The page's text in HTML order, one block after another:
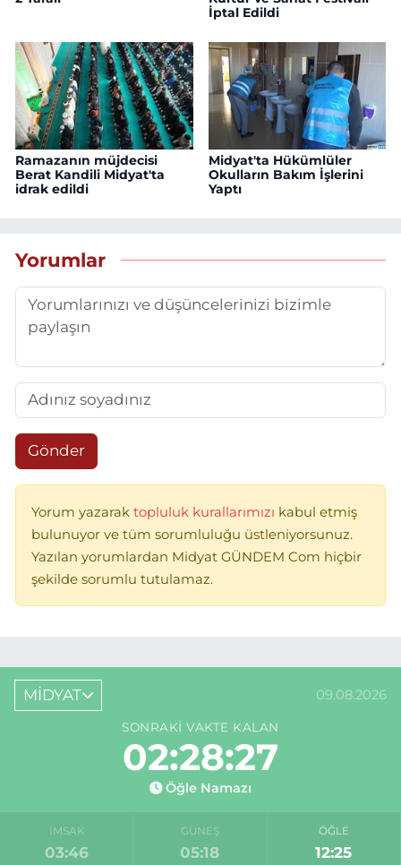
İptal Edildi
Ramazanın müjdecisi
Berat Kandili Midyat'ta
idrak edildi
Midyat'ta Hükümlüler
Okulların Bakım İşlerini
Yaptı
Yorumlar
Gönder
Yorum yazarak topluluk kurallarımızı kabul etmiş
bulunuyor ve tüm sorumluluğu üstleniyorsunuz.
Yazılan yorumlardan Midyat GÜNDEM Com hiçbir
şekilde sorumlu tutulamaz.
MİDYAT 09.08.2026
SONRAKI VAKTE KALAN
02:28:27
Öğle Namazı
İMSAK
03:46
GÜNEŞ
05:18
ÖĞLE
12:25